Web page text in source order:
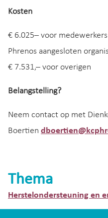
Kosten
€ 6.025– voor
Phrenos aangesloten
€ 7.531,– voor overigen
Belangstelling?
Neem contact op met
Boertien
Thema
Herstelondersteuning en